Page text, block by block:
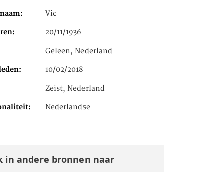
Vic
20/11/1936
Geleen, Nederland
10/02/2018
Zeist, Nederland
Nederlandse
in andere bronnen naar